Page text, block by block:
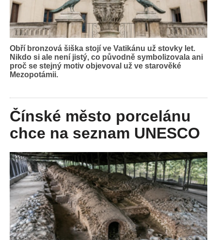
Obří bronzová šiška stojí ve Vatikánu už stovky let.
Nikdo si ale není jistý, co původně symbolizovala ani
proč se stejný motiv objevoval už ve starověké
Mezopotámii.
Čínské město porcelánu
chce na seznam UNESCO